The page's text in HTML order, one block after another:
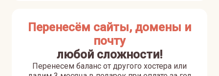
Перенесём сайты, домены и
почту
любой сложности!
Перенесем баланс от другого хостера или